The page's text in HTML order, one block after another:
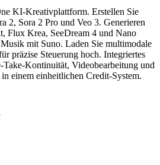
KI-Kreativplattform. Erstellen Sie
2, Sora 2 Pro und Veo 3. Generieren
Flux Krea, SeeDream 4 und Nano
mit Suno. Laden Sie multimodale
präzise Steuerung hoch. Integriertes
Take-Kontinuität, Videobearbeitung und
einem einheitlichen Credit-System.